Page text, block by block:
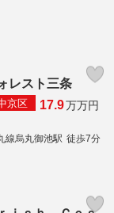
レスト三条
京区 17.9万万円
線烏丸御池駅 徒歩7分